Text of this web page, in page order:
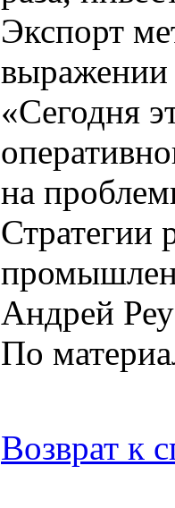
Экспорт
выражении
«Сегодня
на
Стратегии
Андрей
По
Возврат к